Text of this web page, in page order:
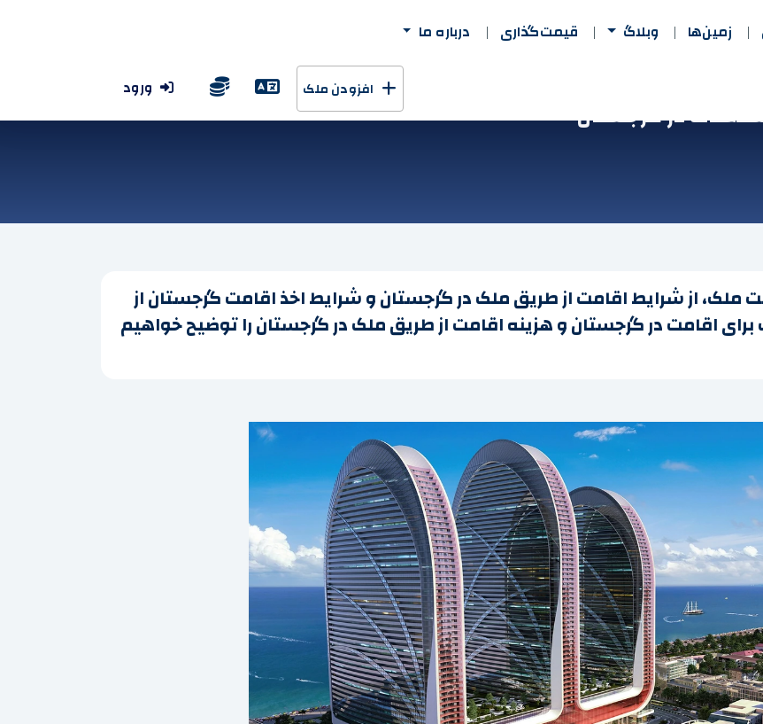
زمین‌ها وبلاگ قیمت‌گذاری درباره ما
افزودن ملک ورود
در گرجستان
ملک، از شرایط اقامت از طریق ملک در گرجستان و شرایط اخذ اقامت گرجستان از
اقامت در گرجستان و هزینه اقامت از طریق ملک در گرجستان را توضیح خواهیم